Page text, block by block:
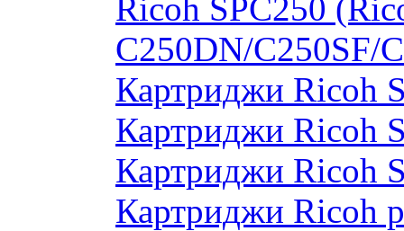
Ricoh SPC250
C250DN/C250SF/
Картриджи Ricoh
Картриджи Ricoh
Картриджи Ricoh
Картриджи Ricoh